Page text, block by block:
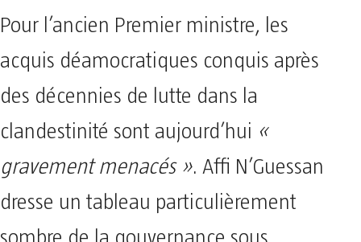
Pour l’ancien Premier ministre, les
acquis déamocratiques conquis après
des décennies de lutte dans la
clandestinité sont aujourd’hui «
gravement menacés ». Affi N’Guessan
dresse un tableau particulièrement